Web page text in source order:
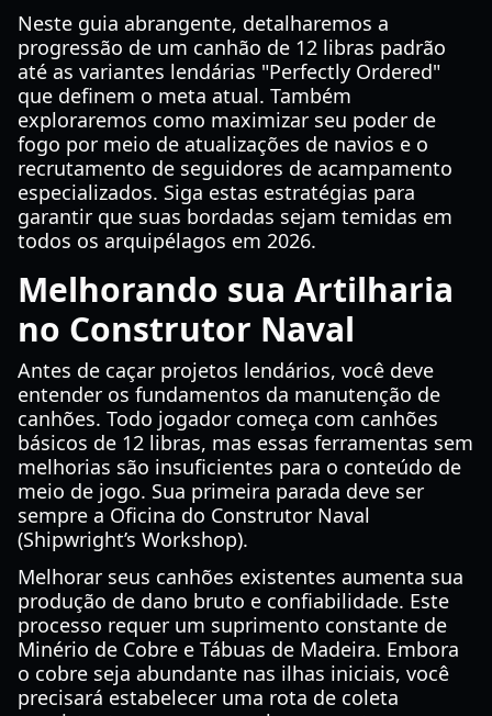
Neste guia abrangente, detalharemos a
progressão de um canhão de 12 libras padrão
até as variantes lendárias "Perfectly Ordered"
que definem o meta atual. Também
exploraremos como maximizar seu poder de
fogo por meio de atualizações de navios e o
recrutamento de seguidores de acampamento
especializados. Siga estas estratégias para
garantir que suas bordadas sejam temidas em
todos os arquipélagos em 2026.
Melhorando sua Artilharia
no Construtor Naval
Antes de caçar projetos lendários, você deve
entender os fundamentos da manutenção de
canhões. Todo jogador começa com canhões
básicos de 12 libras, mas essas ferramentas sem
melhorias são insuficientes para o conteúdo de
meio de jogo. Sua primeira parada deve ser
sempre a Oficina do Construtor Naval
(Shipwright’s Workshop).
Melhorar seus canhões existentes aumenta sua
produção de dano bruto e confiabilidade. Este
processo requer um suprimento constante de
Minério de Cobre e Tábuas de Madeira. Embora
o cobre seja abundante nas ilhas iniciais, você
precisará estabelecer uma rota de coleta